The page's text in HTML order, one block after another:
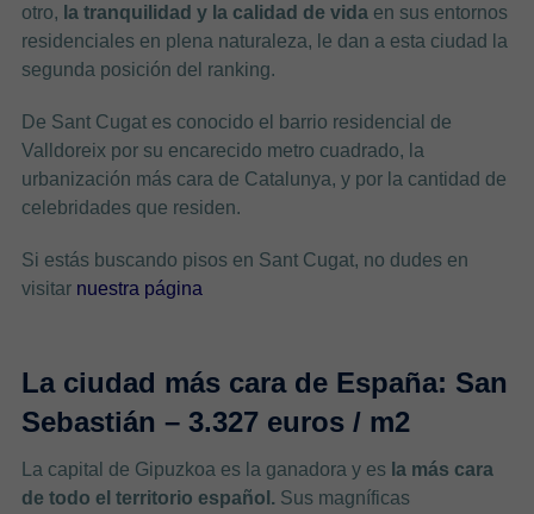
otro, la tranquilidad y la calidad de vidaen sus entornos
residenciales en plena naturaleza, le dan a esta ciudad la
segunda posición del ranking.
De Sant Cugat es conocido el barrio residencial de
Valldoreix por su encarecido metro cuadrado, la
urbanización más cara de Catalunya, y por la cantidad de
celebridades que residen.
Si estás buscando pisos en Sant Cugat, no dudes en
visitar nuestra página
La ciudad más cara de España: San
Sebastián – 3.327 euros / m2
La capital de Gipuzkoa es la ganadora y es la más cara
de todo el territorio español. Sus magníficas